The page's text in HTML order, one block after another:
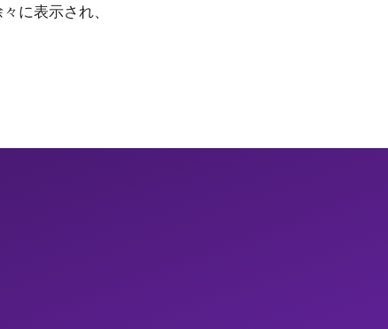
に表示され、